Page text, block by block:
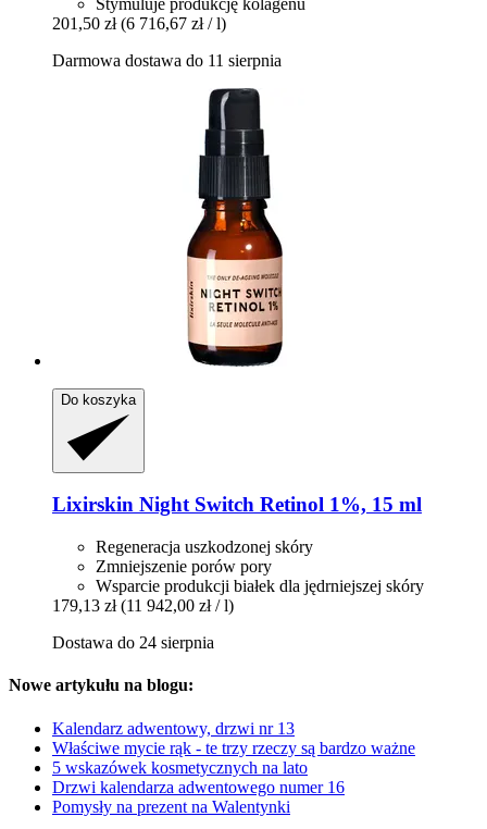
201,50 zł (6 716,67 zł / l)
Darmowa dostawa do 11 sierpnia
Do koszyka
Lixirskin Night Switch Retinol 1%, 15 ml
Regeneracja uszkodzonej skóry
Zmniejszenie porów pory
Wsparcie produkcji białek dla jędrniejszej skóry
179,13 zł (11 942,00 zł / l)
Dostawa do 24 sierpnia
Nowe artykułu na blogu:
Kalendarz adwentowy, drzwi nr 13
Właściwe mycie rąk - te trzy rzeczy są bardzo ważne
5 wskazówek kosmetycznych na lato
Drzwi kalendarza adwentowego numer 16
Pomysły na prezent na Walentynki